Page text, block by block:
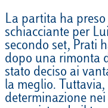
La partita ha
schiacciante per
secondo set, Prati
dopo una rimonta
stato deciso ai
la meglio.
determinazione